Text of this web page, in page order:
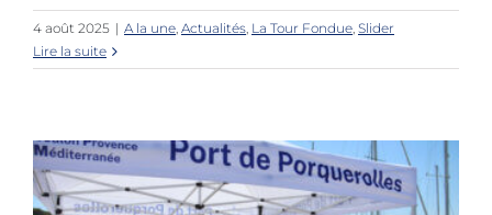
4 août 2025 | A la une, Actualités, La Tour Fondue, Slider
Lire la suite